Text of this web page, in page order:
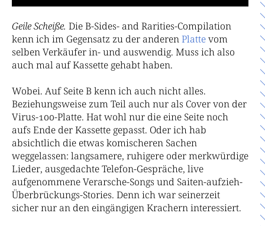
Geile Scheiße. Die B-Sides- and Rarities-Compilation
kenn ich im Gegensatz zu der anderenPlattevom
selben Verkäufer in- und auswendig. Muss ich also
auch mal auf Kassette gehabt haben.
Wobei. Auf Seite B kenn ich auch nicht alles.
Beziehungsweise zum Teil auch nur als Cover von der
Virus-100-Platte. Hat wohl nur die eine Seite noch
aufs Ende der Kassette gepasst. Oder ich hab
absichtlich die etwas komischeren Sachen
weggelassen: langsamere, ruhigere oder merkwürdige
Lieder, ausgedachte Telefon-Gespräche, live
aufgenommene Verarsche-Songs und Saiten-aufzieh-
Überbrückungs-Stories. Denn ich war seinerzeit
sicher nur an den eingängigen Krachern interessiert.